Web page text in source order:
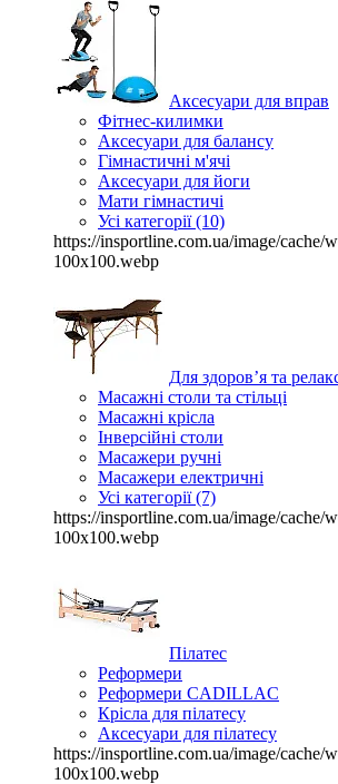
Аксесуари для вправ
Фітнес-килимки
Аксесуари для балансу
Гімнастичні м'ячі
Аксесуари для йоги
Мати гімнастичі
Усі категорії (10)
https://insportline.com.ua/image/cache/
100x100.webp
Для здоров’я та
Масажні столи та стільці
Масажні крісла
Інверсійні столи
Масажери ручні
Масажери електричні
Усі категорії (7)
https://insportline.com.ua/image/cache/
100x100.webp
Пілатес
Реформери
Реформери CADILLAC
Крісла для пілатесу
Аксесуари для пілатесу
https://insportline.com.ua/image/cache/
100x100.webp